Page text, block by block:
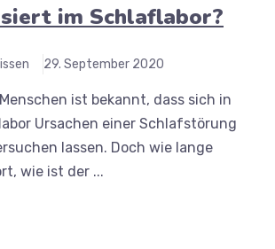
im Schlaflabor?
29. September 2020
ist bekannt, dass sich in
Ursachen einer Schlafstörung
lassen. Doch wie lange
wie ist der ...